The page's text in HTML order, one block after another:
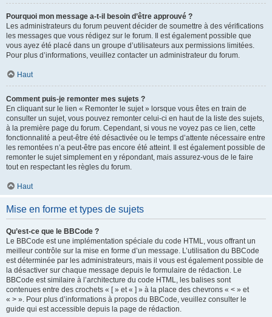
Pourquoi mon message a-t-il besoin d’être approuvé ?
Les administrateurs du forum peuvent décider de soumettre à des vérifications
les messages que vous rédigez sur le forum. Il est également possible que
vous ayez été placé dans un groupe d’utilisateurs aux permissions limitées.
Pour plus d’informations, veuillez contacter un administrateur du forum.
Haut
Comment puis-je remonter mes sujets ?
En cliquant sur le lien « Remonter le sujet » lorsque vous êtes en train de
consulter un sujet, vous pouvez remonter celui-ci en haut de la liste des sujets,
à la première page du forum. Cependant, si vous ne voyez pas ce lien, cette
fonctionnalité a peut-être été désactivée ou le temps d’attente nécessaire entre
les remontées n’a peut-être pas encore été atteint. Il est également possible de
remonter le sujet simplement en y répondant, mais assurez-vous de le faire
tout en respectant les règles du forum.
Haut
Mise en forme et types de sujets
Qu’est-ce que le BBCode ?
Le BBCode est une implémentation spéciale du code HTML, vous offrant un
meilleur contrôle sur la mise en forme d’un message. L’utilisation du BBCode
est déterminée par les administrateurs, mais il vous est également possible de
la désactiver sur chaque message depuis le formulaire de rédaction. Le
BBCode est similaire à l’architecture du code HTML, les balises sont
contenues entre des crochets « [ » et « ] » à la place des chevrons « < » et
« > ». Pour plus d’informations à propos du BBCode, veuillez consulter le
guide qui est accessible depuis la page de rédaction.